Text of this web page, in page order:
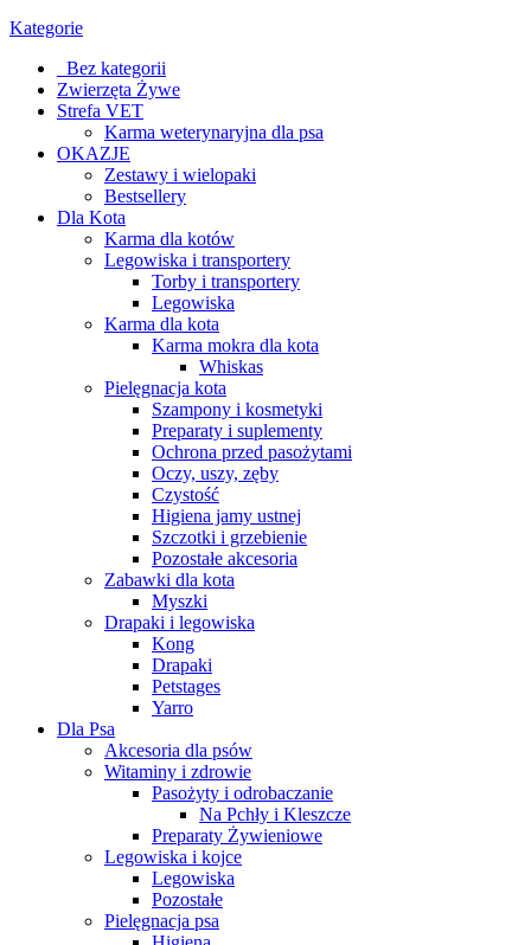
Kategorie
_Bez kategorii
Zwierzęta Żywe
Strefa VET
Karma weterynaryjna dla psa
OKAZJE
Zestawy i wielopaki
Bestsellery
Dla Kota
Karma dla kotów
Legowiska i transportery
Torby i transportery
Legowiska
Karma dla kota
Karma mokra dla kota
Whiskas
Pielęgnacja kota
Szampony i kosmetyki
Preparaty i suplementy
Ochrona przed pasożytami
Oczy, uszy, zęby
Czystość
Higiena jamy ustnej
Szczotki i grzebienie
Pozostałe akcesoria
Zabawki dla kota
Myszki
Drapaki i legowiska
Kong
Drapaki
Petstages
Yarro
Dla Psa
Akcesoria dla psów
Witaminy i zdrowie
Pasożyty i odrobaczanie
Na Pchły i Kleszcze
Preparaty Żywieniowe
Legowiska i kojce
Legowiska
Pozostałe
Pielęgnacja psa